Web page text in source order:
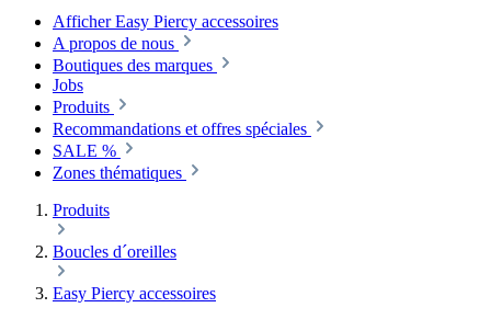
Afficher Easy Piercy accessoires
A propos de nous
Boutiques des marques
Jobs
Produits
Recommandations et offres spéciales
SALE %
Zones thématiques
Produits
Boucles d´oreilles
Easy Piercy accessoires